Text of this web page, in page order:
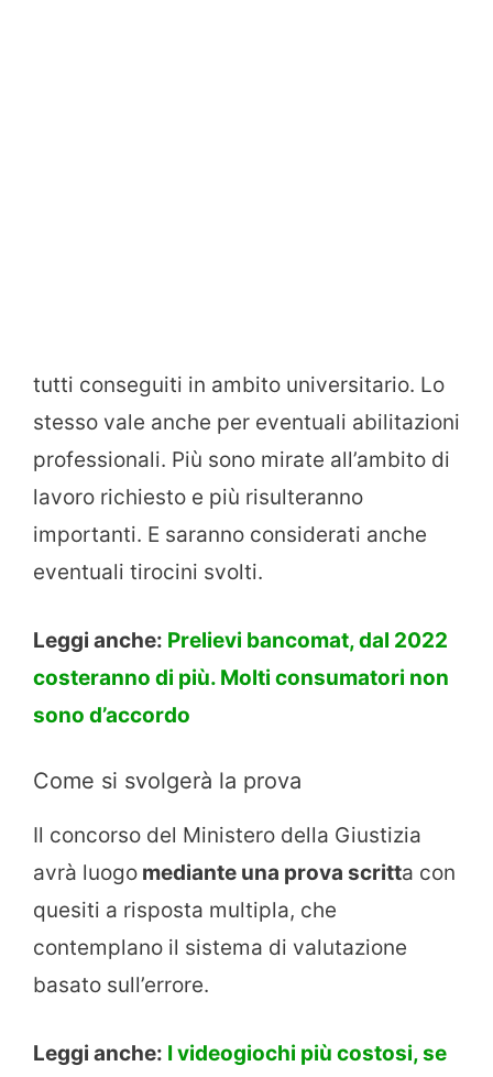
tutti conseguiti in ambito universitario. Lo
stesso vale anche per eventuali abilitazioni
professionali. Più sono mirate all’ambito di
lavoro richiesto e più risulteranno
importanti. E saranno considerati anche
eventuali tirocini svolti.
Leggi anche: Prelievi bancomat, dal 2022
costeranno di più. Molti consumatori non
sono d’accordo
Come si svolgerà la prova
Il concorso del Ministero della Giustizia
avrà luogo mediante una prova scritta con
quesiti a risposta multipla, che
contemplano il sistema di valutazione
basato sull’errore.
Leggi anche: I videogiochi più costosi, se